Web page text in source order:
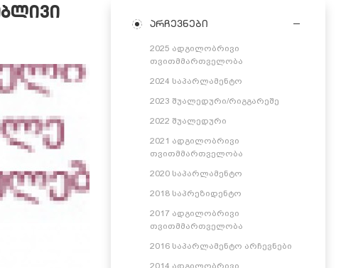
არჩევნები
2025 ადგილობრივი
თვითმმართველობა
2024 საპარლამენტო
2023 შუალედური/რიგგარეშე
2022 შუალედური
2021 ადგილობრივი
თვითმმართველობა
2020 საპარლამენტო
2018 საპრეზიდენტო
2017 ადგილობრივი
თვითმმართველობა
2016 საპარლამენტო არჩევნები
2014 ადგილობრივი